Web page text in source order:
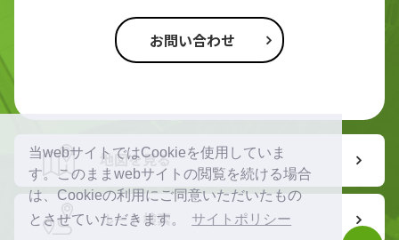
当webサイトではCookieを使用していま
す。このままwebサイトの閲覧を続ける場合
は、Cookieの利用にご同意いただいたもの
とさせていただきます。
サイトポリシー
お問い合わせ
地図を見る
ルート検索